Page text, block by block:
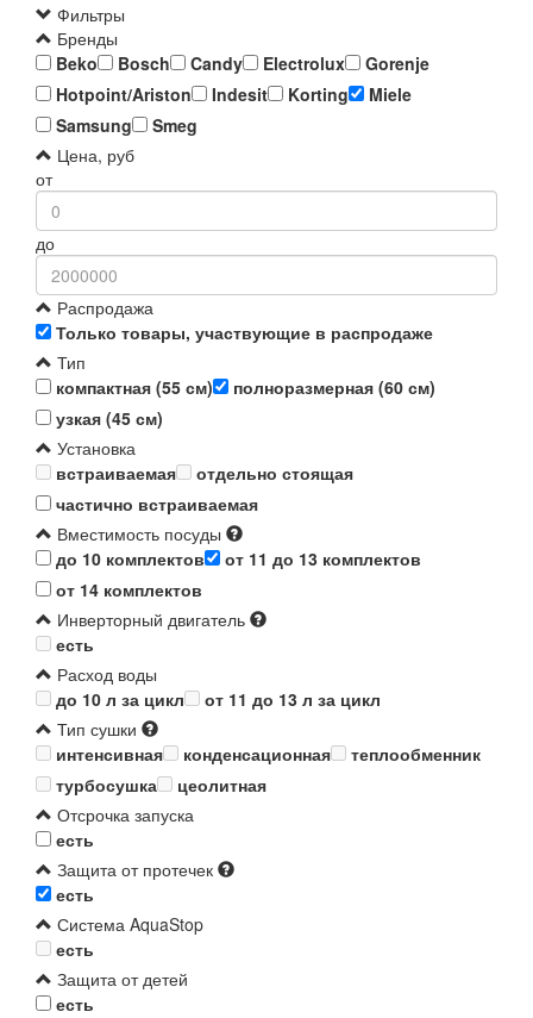
Фильтры
Бренды
Beko
Bosch Candy Electrolux
Gorenje
Hotpoint/Ariston
Indesit Korting
Miele
Samsung
Smeg
Цена, руб
от
до
Распродажа
Только товары, участвующие в распродаже
Тип
компактная (55 см)
полноразмерная (60 см)
узкая (45 см)
Установка
встраиваемая
отдельно стоящая
частично встраиваемая
Вместимость посуды
до 10 комплектов
от 11 до 13 комплектов
от 14 комплектов
Инверторный двигатель
есть
Расход воды
до 10 л за цикл
от 11 до 13 л за цикл
Тип сушки
интенсивная
конденсационная
теплообменник
турбосушка
цеолитная
Отсрочка запуска
есть
Защита от протечек
есть
Система AquaStop
есть
Защита от детей
есть